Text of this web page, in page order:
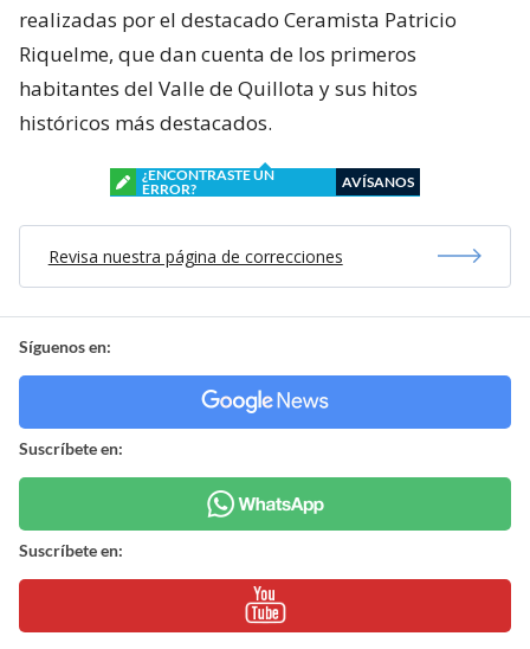
realizadas por el destacado Ceramista Patricio
Riquelme, que dan cuenta de los primeros
habitantes del Valle de Quillota y sus hitos
históricos más destacados.
¿ENCONTRASTE UN
ERROR?
AVÍSANOS
Revisa nuestra página de correcciones
Síguenos en:
Suscríbete en:
Suscríbete en: